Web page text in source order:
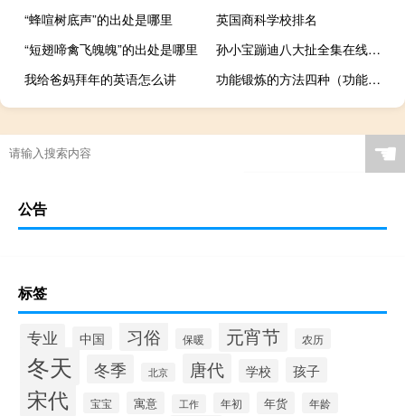
“蜂喧树底声”的出处是哪里
英国商科学校排名
“短翅啼禽飞魄魄”的出处是哪里
孙小宝蹦迪八大扯全集在线听（孙小宝蹦的八大扯）
我给爸妈拜年的英语怎么讲
功能锻炼的方法四种（功能锻炼的方法）
☚
公告
标签
专业 中国 习俗 保暖 元宵节 农历
冬天 冬季 北京 唐代 学校 孩子
宋代 宝宝 寓意 工作 年初 年货 年龄